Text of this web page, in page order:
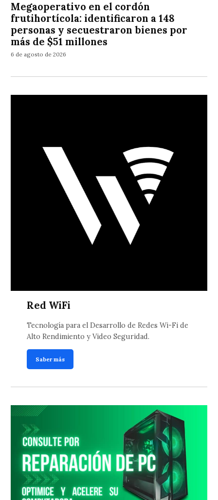
Megaoperativo en el cordón
frutihortícola: identificaron a 148
personas y secuestraron bienes por
más de $51 millones
6 de agosto de 2026
Red WiFi
Tecnología para el Desarrollo de Redes Wi-Fi de
Alto Rendimiento y Video Seguridad.
Saber más